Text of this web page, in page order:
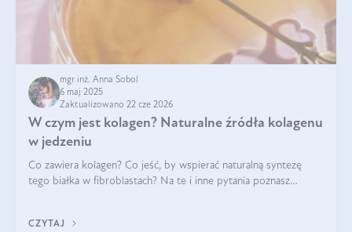
mgr inż. Anna Sobol
6 maj 2025
Zaktualizowano 22 cze 2026
W czym jest kolagen? Naturalne źródła kolagenu
w jedzeniu
Co zawiera kolagen? Co jeść, by wspierać naturalną syntezę
tego białka w fibroblastach? Na te i inne pytania poznasz
CZYTAJ